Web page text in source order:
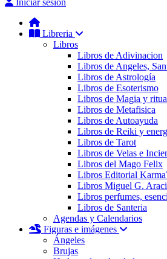
Iniciar sesión
Libreria
Libros
Libros de Adivinacion
Libros de Angeles,
Libros de Astrología
Libros de Esoterismo
Libros de Magia y
Libros de Metafisica
Libros de Autoayuda
Libros de Reiki y
Libros de Tarot
Libros de Velas e
Libros del Mago Felix
Libros Editorial
Libros Miguel G.
Libros perfumes,
Libros de Santeria
Agendas y Calendarios
Figuras e imágenes
Ángeles
Brujas